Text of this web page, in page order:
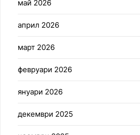
май 2026
април 2026
март 2026
февруари 2026
януари 2026
декември 2025